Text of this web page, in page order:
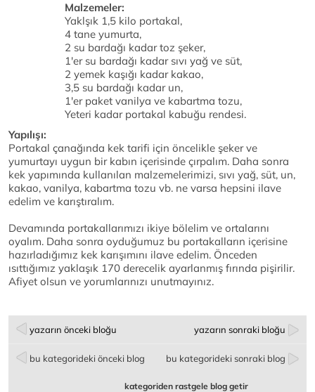
Malzemeler:
Yaklşık 1,5 kilo portakal,
4 tane yumurta,
2 su bardağı kadar toz şeker,
1'er su bardağı kadar sıvı yağ ve süt,
2 yemek kaşığı kadar kakao,
3,5 su bardağı kadar un,
1'er paket vanilya ve kabartma tozu,
Yeteri kadar portakal kabuğu rendesi.
Yapılışı:
Portakal çanağında kek tarifi için öncelikle şeker ve
yumurtayı uygun bir kabın içerisinde çırpalım. Daha sonra
kek yapımında kullanılan malzemelerimizi, sıvı yağ, süt, un,
kakao, vanilya, kabartma tozu vb. ne varsa hepsini ilave
edelim ve karıştıralım.
Devamında portakallarımızı ikiye bölelim ve ortalarını
oyalım. Daha sonra oyduğumuz bu portakalların içerisine
hazırladığımız kek karışımını ilave edelim. Önceden
ısıttığımız yaklaşık 170 derecelik ayarlanmış fırında pişirilir.
Afiyet olsun ve yorumlarınızı unutmayınız.
yazarın önceki bloğu yazarın sonraki bloğu
bu kategorideki önceki blog bu kategorideki sonraki blog
kategoriden rastgele blog getir